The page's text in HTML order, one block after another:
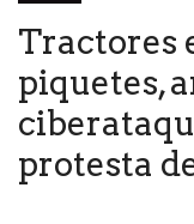
Tractores
piquetes,
protesta